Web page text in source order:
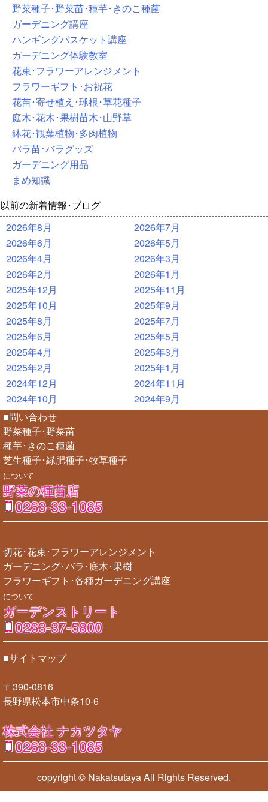
野菜種子･野菜苗･種芋･きのこ種菌
ガーデニング講座
ハンギングバスケット講座
ガーデニング体験教室
花束･フラワーアレンジメント
フラワーギフト･お祝花
花苗･寄せ植え･球根･草花種子
庭木･花木･果樹苗木･山野草
鉢花･観葉植物･多肉植物
バラ苗･バラグッズ
ガーデニング用品
まめ知識
以前の新着情報･ブログ
2026年8月
2026年7月
2026年6月
2026年5月
2026年4月
2026年3月
2026年2月
2026年1月
2025年12月
2025年11月
2025年10月
2025年9月
2025年8月
2025年7月
2025年6月
2025年5月
2025年4月
2025年3月
2025年2月
2025年1月
2024年12月
2024年11月
2024年10月
2024年9月
■問い合わせ
野菜種子･野菜苗
種芋･きのこ種菌
芝生種子･緑肥種子･牧草種子
について
野菜の種苗店
0263-33-1085
切花･花束･フラワーアレンジメント
ガーデニング･バラ･庭木･果樹
フラワーギフト･各種ガーデニング講座
について
ガーデンストリート
0263-37-5800
■サイトマップ
〒390-0816
長野県松本市中条10-6
株式会社 ナカツタヤ
0263-33-1085
copyright © NakatsutayaAll Rights Reserved.